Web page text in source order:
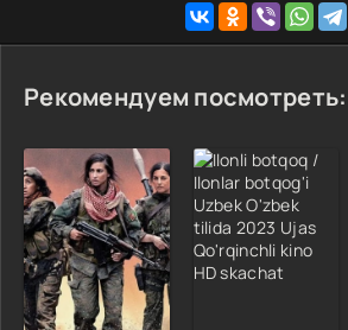
Рекомендуем посмотреть: